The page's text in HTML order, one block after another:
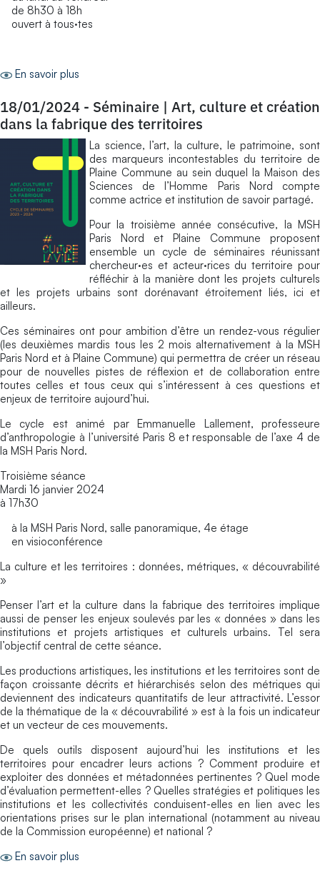
de 8h30 à 18h
ouvert à tous·tes
En savoir plus
18/01/2024 - Séminaire | Art, culture et création
dans la fabrique des territoires
La science, l’art, la culture, le patrimoine, sont
des marqueurs incontestables du territoire de
Plaine Commune au sein duquel la Maison des
Sciences de l’Homme Paris Nord compte
comme actrice et institution de savoir partagé.
Pour la troisième année consécutive, la MSH
Paris Nord et Plaine Commune proposent
ensemble un cycle de séminaires réunissant
chercheur·es et acteur·rices du territoire pour
réfléchir à la manière dont les projets culturels
et les projets urbains sont dorénavant étroitement liés, ici et
ailleurs.
Ces séminaires ont pour ambition d’être un rendez-vous régulier
(les deuxièmes mardis tous les 2 mois alternativement à la MSH
Paris Nord et à Plaine Commune) qui permettra de créer un réseau
pour de nouvelles pistes de réflexion et de collaboration entre
toutes celles et tous ceux qui s’intéressent à ces questions et
enjeux de territoire aujourd’hui.
Le cycle est animé par Emmanuelle Lallement, professeure
d’anthropologie à l’université Paris 8 et responsable de l’axe 4 de
la MSH Paris Nord.
Troisième séance
Mardi 16 janvier 2024
à 17h30
à la MSH Paris Nord, salle panoramique, 4e étage
en visioconférence
La culture et les territoires : données, métriques, « découvrabilité
»
Penser l’art et la culture dans la fabrique des territoires implique
aussi de penser les enjeux soulevés par les « données » dans les
institutions et projets artistiques et culturels urbains. Tel sera
l’objectif central de cette séance.
Les productions artistiques, les institutions et les territoires sont de
façon croissante décrits et hiérarchisés selon des métriques qui
deviennent des indicateurs quantitatifs de leur attractivité. L’essor
de la thématique de la « découvrabilité » est à la fois un indicateur
et un vecteur de ces mouvements.
De quels outils disposent aujourd’hui les institutions et les
territoires pour encadrer leurs actions ? Comment produire et
exploiter des données et métadonnées pertinentes ? Quel mode
d’évaluation permettent-elles ? Quelles stratégies et politiques les
institutions et les collectivités conduisent-elles en lien avec les
orientations prises sur le plan international (notamment au niveau
de la Commission européenne) et national ?
En savoir plus